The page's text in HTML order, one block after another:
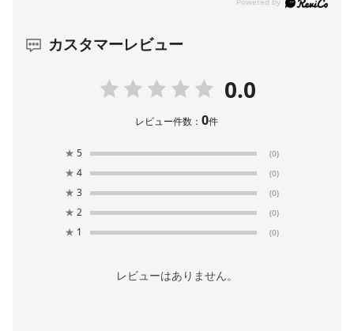
カスタマーレビュー
0.0
レビュー件数：0件
★ 5 (0)
★ 4 (0)
★ 3 (0)
★ 2 (0)
★ 1 (0)
レビューはありません。